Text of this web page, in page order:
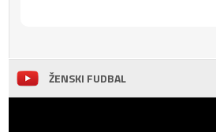
ŽENSKI FUDBAL